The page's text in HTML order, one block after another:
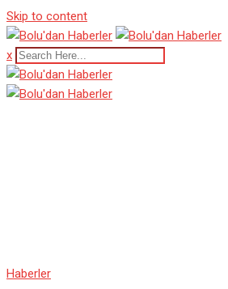
Skip to content
x
Haberler